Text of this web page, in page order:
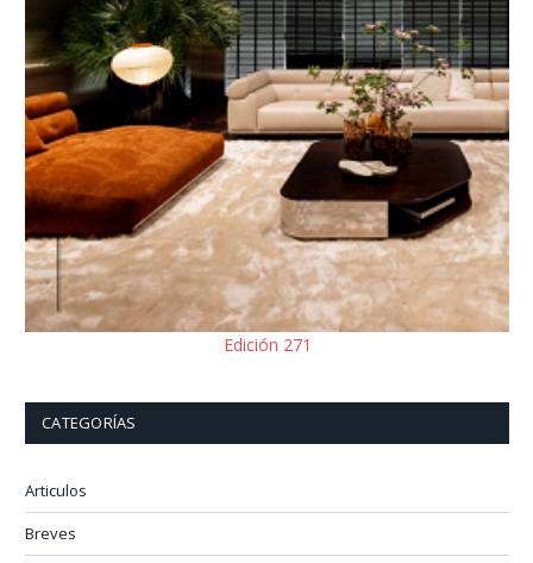
Edición 271
CATEGORÍAS
Articulos
Breves